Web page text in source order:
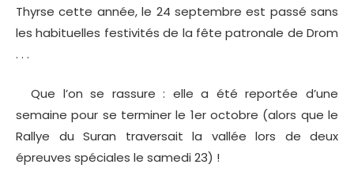
Thyrse cette année, le 24 septembre est passé sans
les habituelles festivités de la fête patronale de Drom
. . .
Que l’on se rassure : elle a été reportée d’une
semaine pour se terminer le 1er octobre (alors que le
Rallye du Suran traversait la vallée lors de deux
épreuves spéciales le samedi 23) !